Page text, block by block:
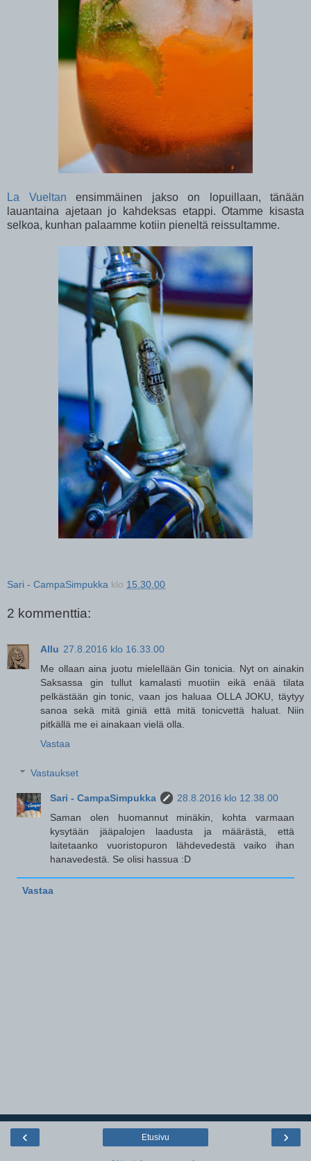
La Vueltan ensimmäinen jakso on lopuillaan, tänään
lauantaina ajetaan jo kahdeksas etappi. Otamme kisasta
selkoa, kunhan palaamme kotiin pieneltä reissultamme.
Sari - CampaSimpukka klo 15.30.00
2 kommenttia:
Allu 27.8.2016 klo 16.33.00
Me ollaan aina juotu mielellään Gin tonicia. Nyt on ainakin
Saksassa gin tullut kamalasti muotiin eikä enää tilata
pelkästään gin tonic, vaan jos haluaa OLLA JOKU, täytyy
sanoa sekä mitä giniä että mitä tonicvettä haluat. Niin
pitkällä me ei ainakaan vielä olla.
Vastaa
Vastaukset
Sari - CampaSimpukka
28.8.2016 klo 12.38.00
Saman olen huomannut minäkin, kohta varmaan
kysytään jääpalojen laadusta ja määrästä, että
laitetaanko vuoristopuron lähdevedestä vaiko ihan
hanavedestä. Se olisi hassua :D
Vastaa
‹ ›
Etusivu